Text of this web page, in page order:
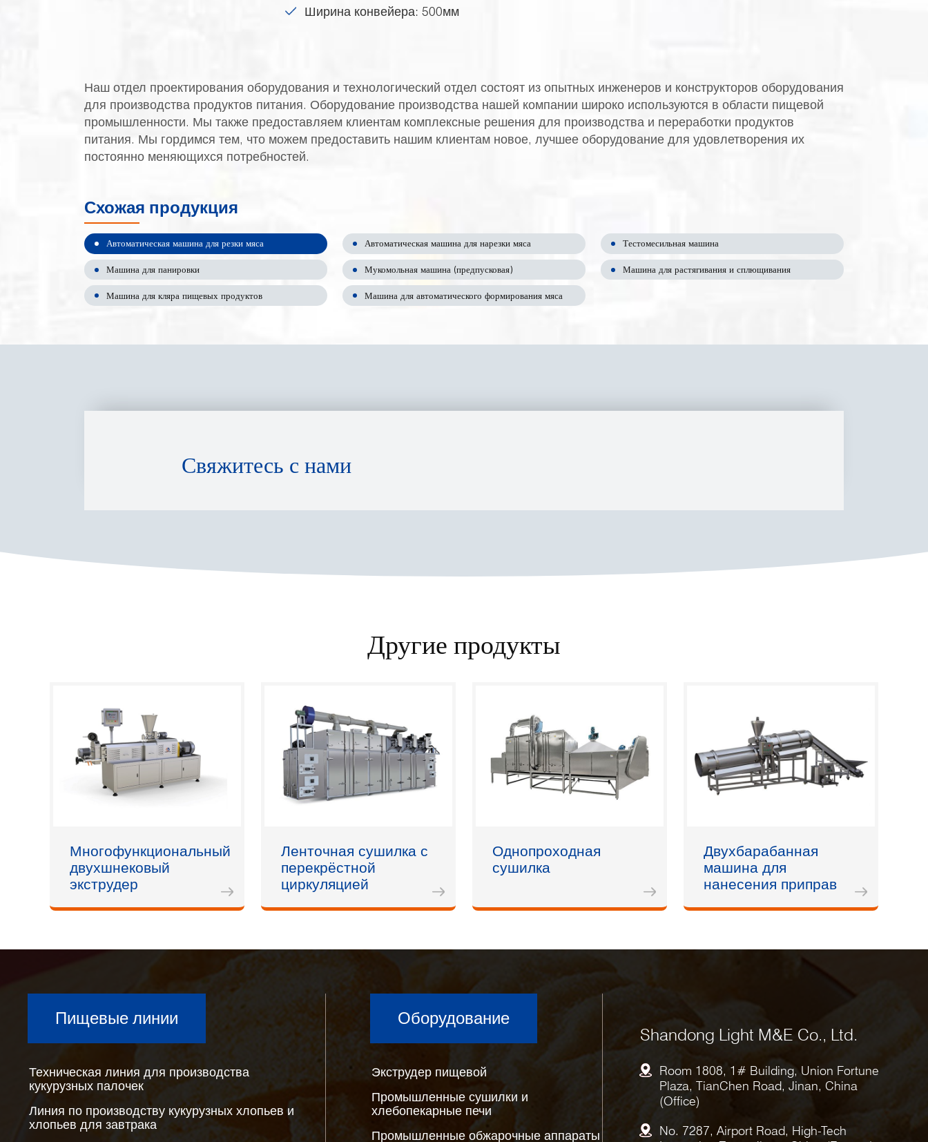
Ширина конвейера: 500мм
Наш отдел проектирования оборудования и технологический отдел состоят из опытных инженеров и конструкторов оборудования
для производства продуктов питания. Оборудование производства нашей компании широко используются в области пищевой
промышленности. Мы также предоставляем клиентам комплексные решения для производства и переработки продуктов
питания. Мы гордимся тем, что можем предоставить нашим клиентам новое, лучшее оборудование для удовлетворения их
постоянно меняющихся потребностей.
Схожая продукция
Автоматическая машина для резки мяса Автоматическая машина для нарезки мяса Тестомесильная машина
Машина для панировки Мукомольная машина (предпусковая) Машина для растягивания и сплющивания
Машина для кляра пищевых продуктов Машина для автоматического формирования мяса
Свяжитесь с нами
Другие продукты
Многофункциональный
двухшнековый
экструдер
Ленточная сушилка с
перекрёстной
циркуляцией
Однопроходная
сушилка
Двухбарабанная
машина для
нанесения приправ
Пищевые линии
Техническая линия для производства
кукурузных палочек
Линия по производству кукурузных хлопьев и
хлопьев для завтрака
Оборудование
Экструдер пищевой
Промышленные сушилки и
хлебопекарные печи
Промышленные обжарочные аппараты
Shandong Light M&E Co., Ltd.
Room 1808, 1# Building, Union Fortune
Plaza, TianChen Road, Jinan, China
(Office)
No. 7287, Airport Road, High-Tech